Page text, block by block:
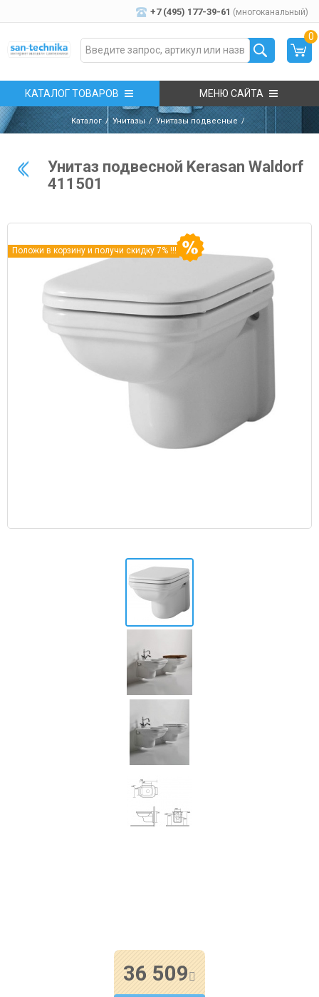
+7 (495) 177-39-61 (многоканальный)
0
КАТАЛОГ ТОВАРОВ МЕНЮ САЙТА
Каталог Унитазы Унитазы подвесные
Унитаз подвесной Kerasan Waldorf
411501
Положи в корзину и получи скидку 7% !!!
36 509